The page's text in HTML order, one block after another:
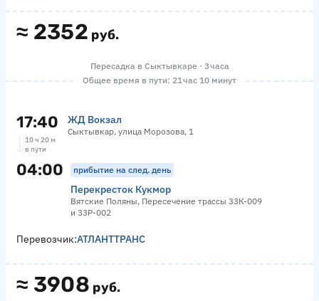
≈ 2352 руб.
Пересадка в Сыктывкаре · 3 часа
Общее время в пути: 21 час 10 минут
17:40 ЖД Вокзал
Сыктывкар, улица Морозова, 1
10 ч 20 м
в пути
04:00 прибытие на след. день
Перекресток Кукмор
Вятские Поляны, Пересечение трассы 33К-009
и 33Р-002
≈ 3908 руб.
Перевозчик:АТЛАНТТРАНС